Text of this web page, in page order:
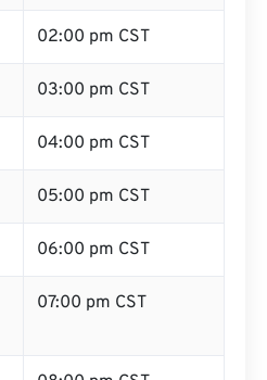
02:00 pm CST
03:00 pm CST
04:00 pm CST
05:00 pm CST
06:00 pm CST
07:00 pm CST